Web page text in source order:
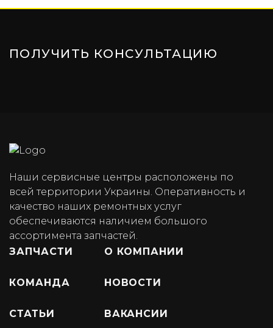
ПОЛУЧИТЬ КОНСУЛЬТАЦИЮ
Наши сервисные центры расположены по
всей территории Украины. Оперативность и
качество наших ремонтных услуг
обеспечиваются наличием большого
ассортимента запчастей.
ЗАПЧАСТИ
О КОМПАНИИ
КОМАНДА НОВОСТИ
СТАТЬИ ВАКАНСИИ